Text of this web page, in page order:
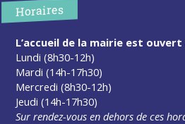
Horaires
L’accueil de la mairie est ouvert
Lundi (8h30-12h)
Mardi (14h-17h30)
Mercredi (8h30-12h)
Jeudi (14h-17h30)
Sur rendez-vous en dehors de ces